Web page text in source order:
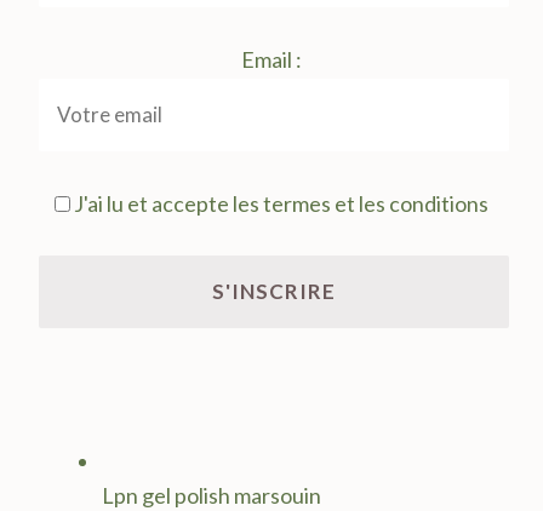
Email :
J'ai lu et accepte les termes et les conditions
Lpn gel polish marsouin